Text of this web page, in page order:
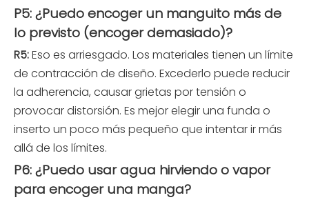
P5: ¿Puedo encoger un manguito más de
lo previsto (encoger demasiado)?
R5:Eso es arriesgado. Los materiales tienen un límite
de contracción de diseño. Excederlo puede reducir
la adherencia, causar grietas por tensión o
provocar distorsión. Es mejor elegir una funda o
inserto un poco más pequeño que intentar ir más
allá de los límites.
P6: ¿Puedo usar agua hirviendo o vapor
para encoger una manga?